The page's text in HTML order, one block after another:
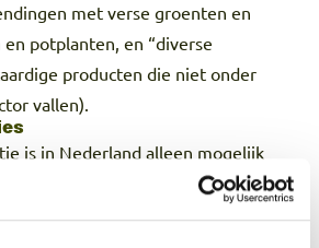
met verse groenten en
potplanten, en “diverse
producten die niet onder
vallen).
is in Nederland alleen mogelijk
die door de NVWA is erkend.